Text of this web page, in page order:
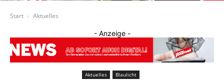
Start Aktuelles
- Anzeige -
Aktuelles Blaulicht